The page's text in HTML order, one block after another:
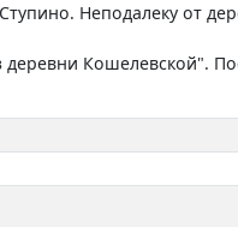
Неподалеку от
Кошелевской".